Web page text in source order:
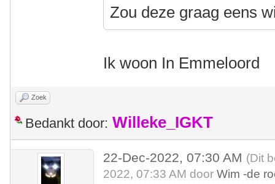
Zou deze graag eens
Ik woon In Emmeloord
Zoek
Bedankt door: Willeke_IGKT
22-Dec-2022, 07:30 AM (Dit
2022, 07:33 AM doorWim -de